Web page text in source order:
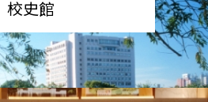
校史館